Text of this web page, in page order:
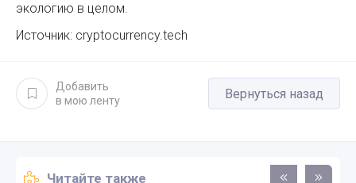
экологию в целом.
Источник: cryptocurrency.tech
Добавить
в мою ленту
Вернуться назад
Читайте также